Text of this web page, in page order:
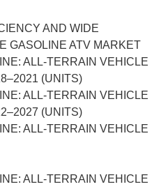
AND WIDE
GASOLINE ATV MARKET
ALL-TERRAIN VEHICLE
(UNITS)
ALL-TERRAIN VEHICLE
(UNITS)
ALL-TERRAIN VEHICLE
ALL-TERRAIN VEHICLE